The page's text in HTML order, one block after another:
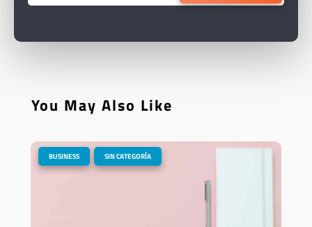
You May Also Like
BUSINESS SIN CATEGORÍA